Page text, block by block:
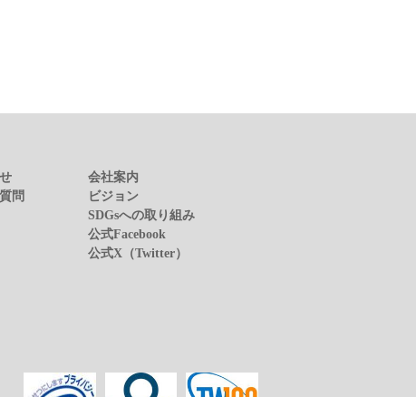
問
会社案内
ビジョン
SDGsへの取り組み
公式Facebook
公式X（Twitter）